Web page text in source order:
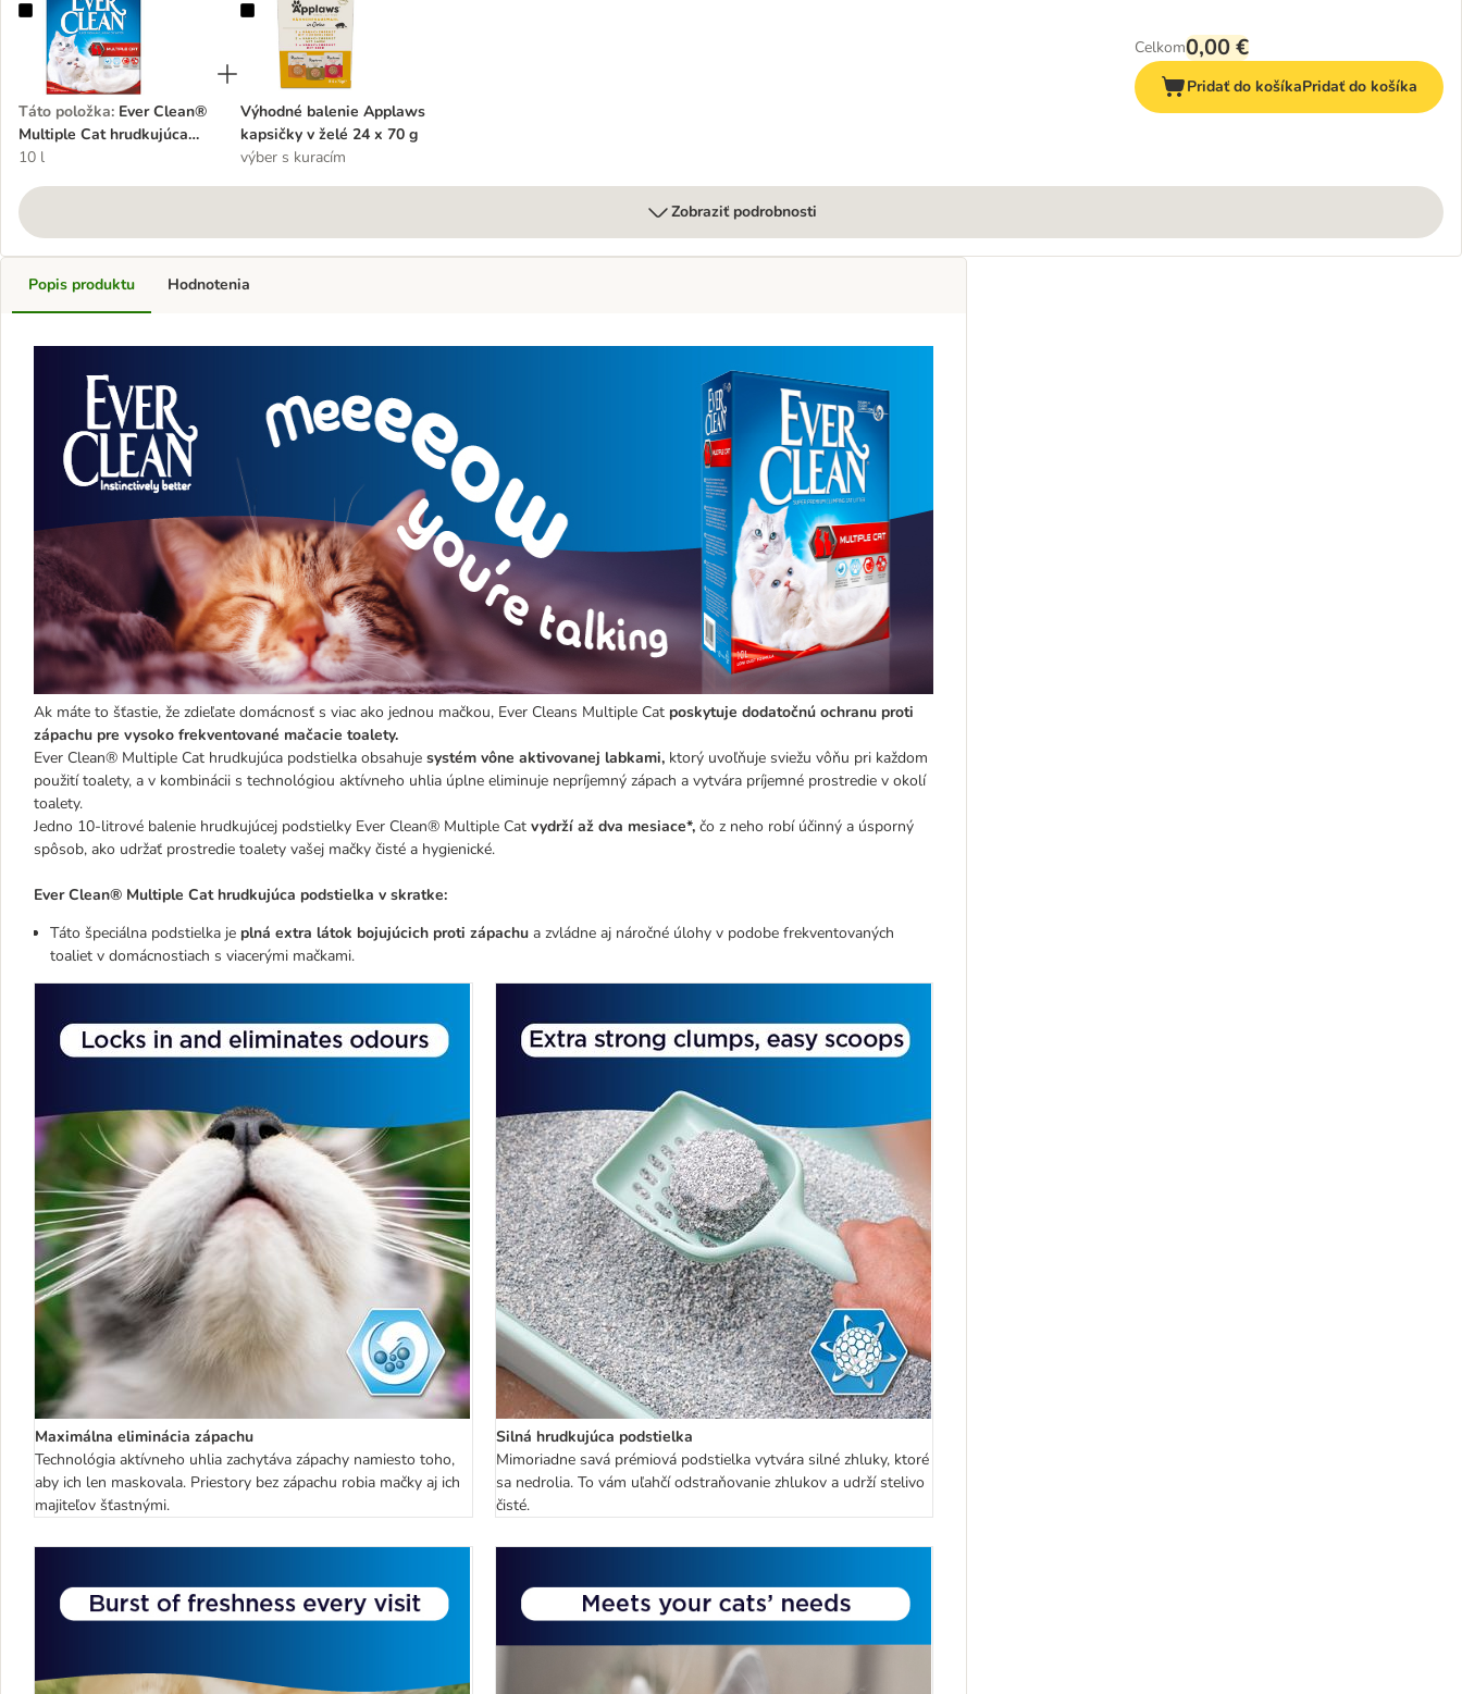
Ever Clean® Multiple Cat hrudkujúca podstielka
Táto položka: Ever Clean®
Multiple Cat hrudkujúca
podstielka
10 l
Výhodné balenie Applaws kapsičky v želé 24 x 70 g
Výhodné balenie Applaws
kapsičky v želé 24 x 70 g
výber s kuracím
Celkom0,00 €
Pridať do košíkaPridať do košíka
Zobraziť podrobnosti
Popis produktu
Ak máte to šťastie, že zdieľate domácnosť s viac ako jednou mačkou, Ever Cleans Multiple Cat poskytuje dodatočnú ochranu proti
zápachu pre vysoko frekventované mačacie toalety.
Ever Clean® Multiple Cat hrudkujúca podstielka obsahuje systém vône aktivovanej labkami, ktorý uvoľňuje sviežu vôňu pri každom
použití toalety, a v kombinácii s technológiou aktívneho uhlia úplne eliminuje nepríjemný zápach a vytvára príjemné prostredie v okolí
toalety.
Jedno 10-litrové balenie hrudkujúcej podstielky Ever Clean® Multiple Cat vydrží až dva mesiace*, čo z neho robí účinný a úsporný
spôsob, ako udržať prostredie toalety vašej mačky čisté a hygienické.
Ever Clean® Multiple Cat hrudkujúca podstielka v skratke:
Táto špeciálna podstielka je plná extra látok bojujúcich proti zápachu a zvládne aj náročné úlohy v podobe frekventovaných
toaliet v domácnostiach s viacerými mačkami.
Maximálna eliminácia zápachu
Technológia aktívneho uhlia zachytáva zápachy namiesto toho,
aby ich len maskovala. Priestory bez zápachu robia mačky aj ich
majiteľov šťastnými.
Silná hrudkujúca podstielka
Mimoriadne savá prémiová podstielka vytvára silné zhluky, ktoré
sa nedrolia. To vám uľahčí odstraňovanie zhlukov a udrží stelivo
čisté.
Hodnotenia